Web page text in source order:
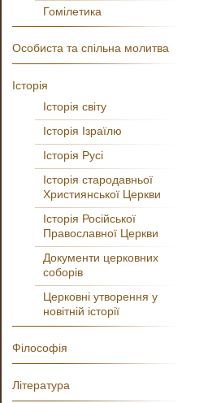
Гомілетика
Особиста та спільна молитва
Історія
Історія світу
Історія Ізраїлю
Історія Русі
Історія стародавньої
Християнської Церкви
Історія Російської
Православної Церкви
Документи церковних
соборів
Церковні утворення у
новітній історії
Філософія
Література